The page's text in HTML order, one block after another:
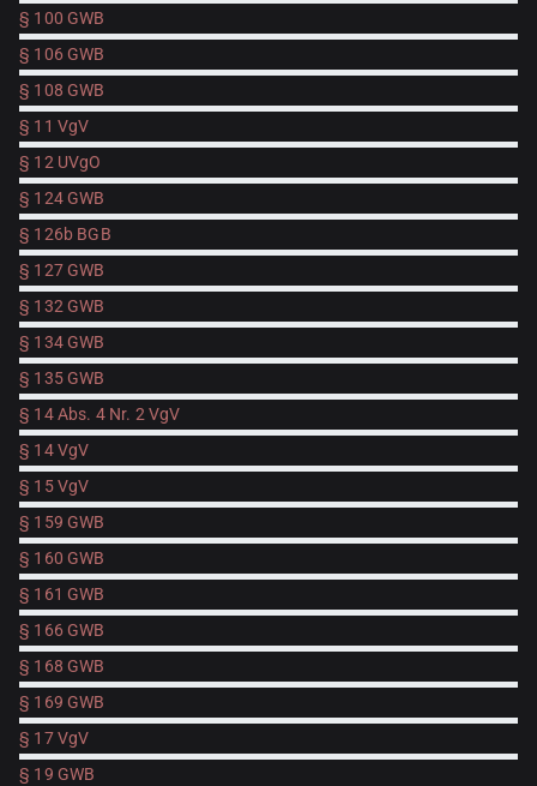
§ 100 GWB
§ 106 GWB
§ 108 GWB
§ 11 VgV
§ 12 UVgO
§ 124 GWB
§ 126b BGB
§ 127 GWB
§ 132 GWB
§ 134 GWB
§ 135 GWB
§ 14 Abs. 4 Nr. 2 VgV
§ 14 VgV
§ 15 VgV
§ 159 GWB
§ 160 GWB
§ 161 GWB
§ 166 GWB
§ 168 GWB
§ 169 GWB
§ 17 VgV
§ 19 GWB